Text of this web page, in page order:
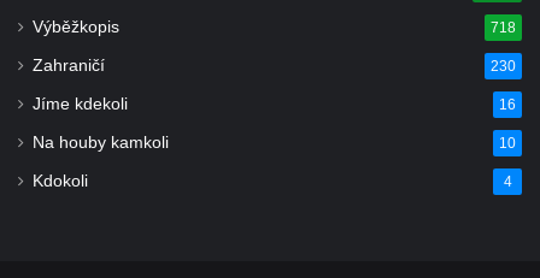
Výběžkopis 718
Zahraničí 230
Jíme kdekoli 16
Na houby kamkoli 10
Kdokoli 4